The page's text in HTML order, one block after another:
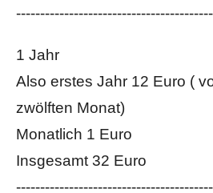
1 Jahr
Also erstes Jahr 12 Euro (
zwölften Monat)
Monatlich 1 Euro
Insgesamt 32 Euro